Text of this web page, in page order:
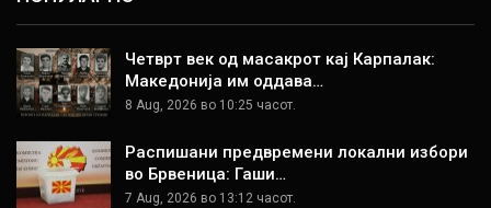
Четврт век од масакрот кај Карпалак:
Македонија им оддава…
8 Aug, 2026 во 10:25 часот.
Распишани предвремени локални избори
во Брвеница: Гаши…
7 Aug, 2026 во 13:12 часот.